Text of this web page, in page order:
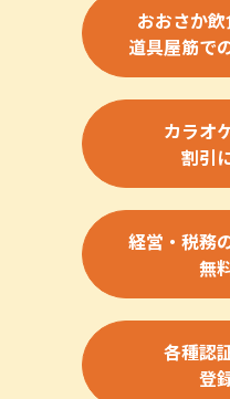
おおさか
道具屋筋で
カラオ
割引
経営・税務
無
各種認
登